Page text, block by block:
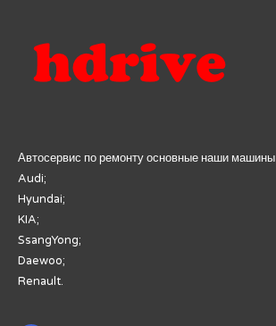
Автосервис по ремонту основные наши машины
Audi;
Hyundai;
KIA;
SsangYong;
Daewoo;
Renault.